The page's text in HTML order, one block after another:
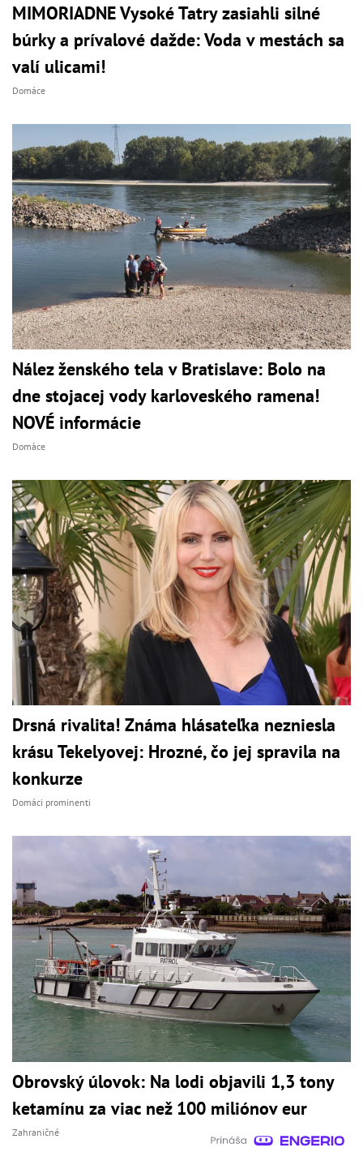
MIMORIADNE Vysoké Tatry zasiahli silné
búrky a prívalové dažde: Voda v mestách sa
valí ulicami!
Domáce
Nález ženského tela v Bratislave: Bolo na
dne stojacej vody karloveského ramena!
NOVÉ informácie
Domáce
Drsná rivalita! Známa hlásateľka nezniesla
krásu Tekelyovej: Hrozné, čo jej spravila na
konkurze
Domáci prominenti
Obrovský úlovok: Na lodi objavili 1,3 tony
ketamínu za viac než 100 miliónov eur
Zahraničné